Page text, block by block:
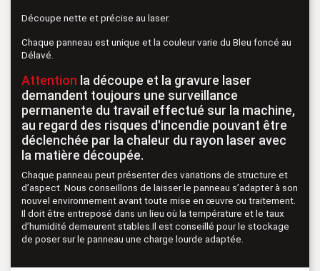
Découpe nette et précise au laser.
Chaque panneau est unique et la couleur varie du Bleu foncé au
Délavé.
Attention la découpe et la gravure laser
demandent toujours une surveillance
permanente du travail effectué sur la machine,
au regard des risques d'incendie pouvant être
déclenchée par la chaleur du rayon laser avec
la matière découpée.
Chaque panneau peut présenter des variations de structure et
d’aspect. Nous conseillons de laisser le panneau s’adapter à son
nouvel environnement avant toute mise en œuvre ou traitement.
Il doit être entreposé dans un lieu où la température et le taux
d’humidité demeurent stables.Il est conseillé pour le stockage
de poser sur le panneau une charge lourde adaptée.